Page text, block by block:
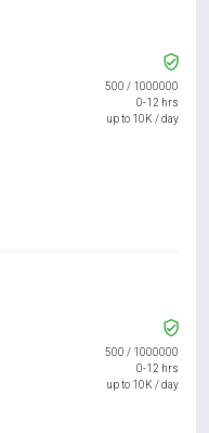
500 / 1000000
0-12 hrs
up to 10K / day
500 / 1000000
0-12 hrs
up to 10K / day